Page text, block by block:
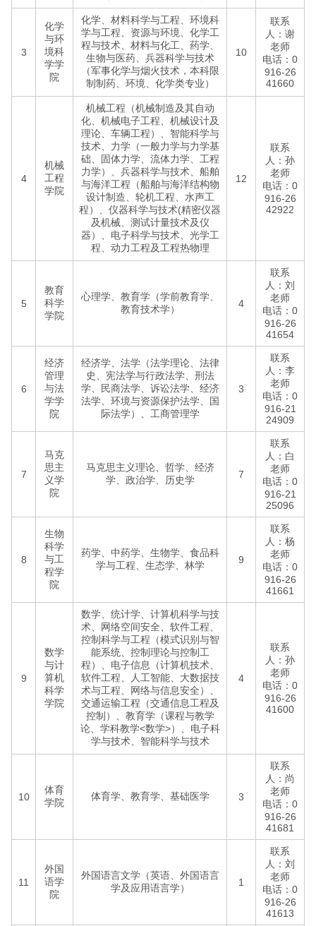
3
化学
与环
境科
学学
院
化学、材料科学与工程、环境科
学与工程、资源与环境、化学工
程与技术、材料与化工、药学、
生物与医药、兵器科学与技术
（军事化学与烟火技术，本科限
制制药、环境、化学类专业）
10
联系
人：谢
老师
电话：0
916-26
41660
4
机械
工程
学院
机械工程（机械制造及其自动
化、机械电子工程、机械设计及
理论、车辆工程）、智能科学与
技术、力学（一般力学与力学基
础、固体力学、流体力学、工程
力学）、兵器科学与技术、船舶
与海洋工程（船舶与海洋结构物
设计制造、轮机工程、水声工
程）、仪器科学与技术(精密仪器
及机械、测试计量技术及仪
器）、电子科学与技术、光学工
程、动力工程及工程热物理
12
联系
人：孙
老师
电话：0
916-26
42922
5
教育
科学
学院
心理学、教育学（学前教育学、
教育技术学）
4
联系
人：刘
老师
电话：0
916-26
41654
6
经济
管理
与法
学学
院
经济学、法学（法学理论、法律
史、宪法学与行政法学、刑法
学、民商法学、诉讼法学、经济
法学、环境与资源保护法学、国
际法学）、工商管理学
3
联系
人：李
老师
电话：0
916-21
24909
7
马克
思主
义学
院
马克思主义理论、哲学、经济
学、政治学、历史学
7
联系
人：白
老师
电话：0
916-21
25096
8
生物
科学
与工
程学
院
药学、中药学、生物学、食品科
学与工程、生态学、林学
9
联系
人：杨
老师
电话：0
916-26
41661
9
数学
与计
算机
科学
学院
数学、统计学、计算机科学与技
术、网络空间安全、软件工程、
控制科学与工程（模式识别与智
能系统、控制理论与控制工
程）、电子信息（计算机技术、
软件工程、人工智能、大数据技
术与工程、网络与信息安全）、
交通运输工程（交通信息工程及
控制）、教育学（课程与教学
论、学科教学<数学>）、电子科
学与技术、智能科学与技术
4
联系
人：孙
老师
电话：0
916-26
41600
10
体育
学院
体育学、教育学、基础医学 3
联系
人：尚
老师
电话：0
916-26
41681
11
外国
语学
院
外国语言文学（英语、外国语言
学及应用语言学）
1
联系
人：刘
老师
电话：0
916-26
41613